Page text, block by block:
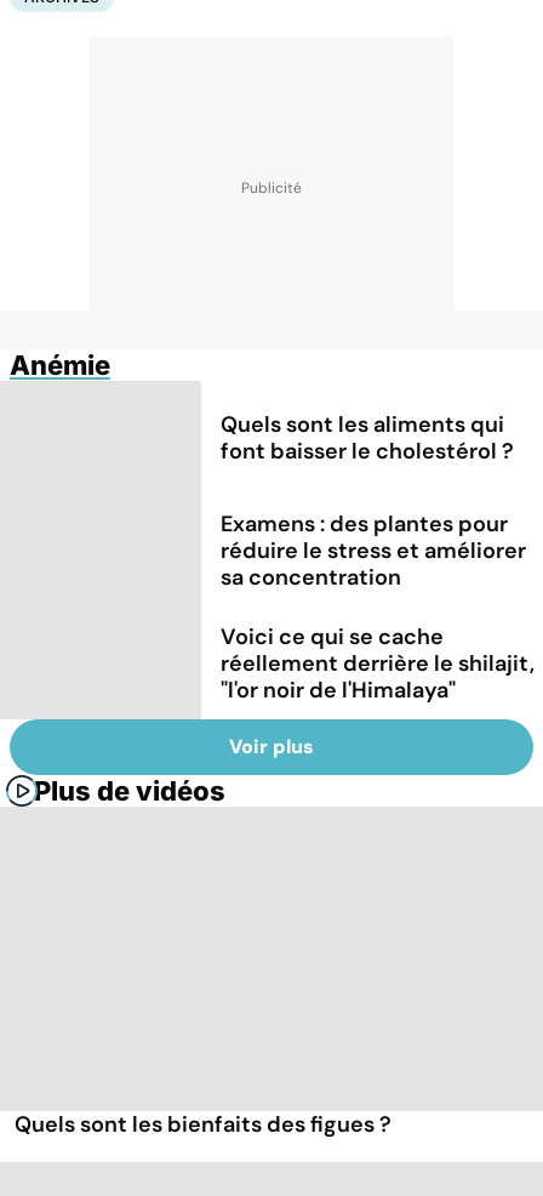
Anémie
Quels sont les aliments qui
font baisser le cholestérol ?
Examens : des plantes pour
réduire le stress et améliorer
sa concentration
Voici ce qui se cache
réellement derrière le shilajit,
"l'or noir de l'Himalaya"
Voir plus
Plus de vidéos
Quels sont les bienfaits des figues ?